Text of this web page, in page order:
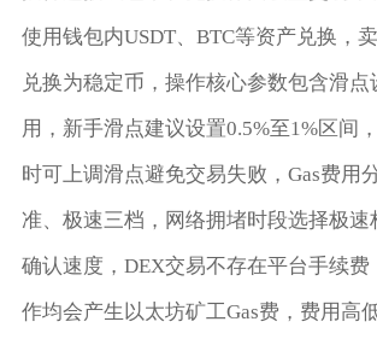
使用钱包内USDT、BTC等资产兑换，
兑换为稳定币，操作核心参数包含滑点
用，新手滑点建议设置0.5%至1%区间
时可上调滑点避免交易失败，Gas费用
准、极速三档，网络拥堵时段选择极速
确认速度，DEX交易不存在平台手续费
作均会产生以太坊矿工Gas费，费用高